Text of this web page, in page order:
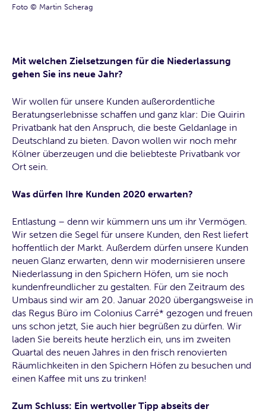
Foto © Martin Scherag
Mit welchen Zielsetzungen für die Niederlassung
gehen Sie ins neue Jahr?
Wir wollen für unsere Kunden außerordentliche
Beratungserlebnisse schaffen und ganz klar: Die Quirin
Privatbank hat den Anspruch, die beste Geldanlage in
Deutschland zu bieten. Davon wollen wir noch mehr
Kölner überzeugen und die beliebteste Privatbank vor
Ort sein.
Was dürfen Ihre Kunden 2020 erwarten?
Entlastung – denn wir kümmern uns um ihr Vermögen.
Wir setzen die Segel für unsere Kunden, den Rest liefert
hoffentlich der Markt. Außerdem dürfen unsere Kunden
neuen Glanz erwarten, denn wir modernisieren unsere
Niederlassung in den Spichern Höfen, um sie noch
kundenfreundlicher zu gestalten. Für den Zeitraum des
Umbaus sind wir am 20. Januar 2020 übergangsweise in
das Regus Büro im Colonius Carré* gezogen und freuen
uns schon jetzt, Sie auch hier begrüßen zu dürfen. Wir
laden Sie bereits heute herzlich ein, uns im zweiten
Quartal des neuen Jahres in den frisch renovierten
Räumlichkeiten in den Spichern Höfen zu besuchen und
einen Kaffee mit uns zu trinken!
Zum Schluss: Ein wertvoller Tipp abseits der